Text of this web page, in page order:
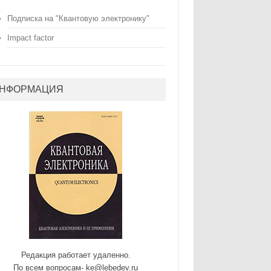
Подписка на "Квантовую электронику"
Impact factor
Редакция работает удаленно.
По всем вопросам- ke@lebedev.ru